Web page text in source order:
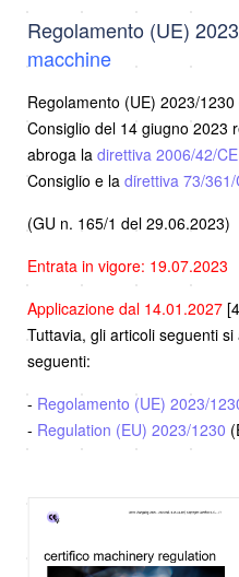
Regolamento (UE)
macchine
Regolamento (UE) 2023/
Consiglio del 14 giugno 2023
abroga la direttiva 2006/42/CE
Consiglio e la direttiva 73/361/
(GU n. 165/1 del 29.06.2023)
Entrata in vigore: 19.07.2023
Applicazione dal 14.01.2027
Tuttavia, gli articoli seguenti
seguenti:
- Regolamento (UE) 2023/
- Regulation (EU) 2023/1230